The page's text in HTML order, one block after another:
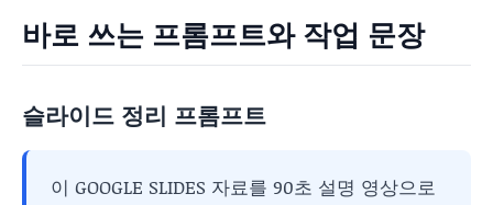
바로 쓰는 프롬프트와 작업 문장
슬라이드 정리 프롬프트
이 GOOGLE SLIDES 자료를 90초 설명 영상으로